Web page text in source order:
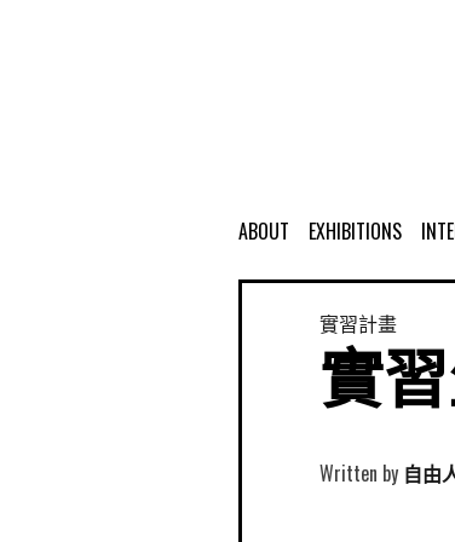
ABOUT EXHIBITIONS
實習計畫
實
Written by 自由